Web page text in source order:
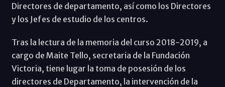
Directores de departamento, así como los Directores
y los Jefes de estudio de los centros.
Tras la lectura de la memoria del curso 2018-2019, a
cargo de Maite Tello, secretaria de la Fundación
Victoria, tiene lugar la toma de posesión de los
directores de Departamento, la intervención de la